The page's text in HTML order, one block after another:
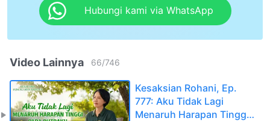
Hubungi kami via WhatsApp
Video Lainnya 66/746
Kesaksian Rohani, Ep.
777: Aku Tidak Lagi
Menaruh Harapan Tinggi